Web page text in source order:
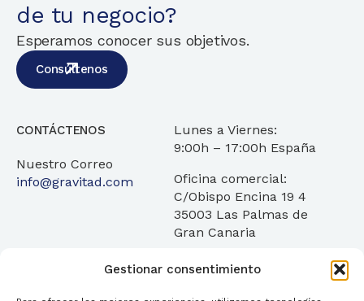
Gestionar consentimiento
de tu negocio?
Esperamos conocer sus objetivos.
Consúltenos
CONTÁCTENOS
Nuestro Correo
info@gravitad.com
Lunes a Viernes:
9:00h – 17:00h España
Oficina comercial:
C/Obispo Encina 19 4
35003 Las Palmas de
Gran Canaria